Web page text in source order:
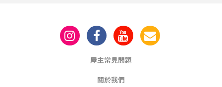
屋主常見問題
關於我們